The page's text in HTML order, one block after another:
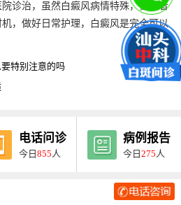
诊治，虽然白癜风病情特殊，但患者
，做好日常护理，白癜风是完全可以
特别注意的吗
电话问诊
今日855 人
病例报告
今日275 人